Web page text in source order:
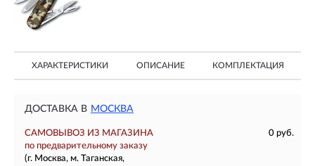
ХАРАКТЕРИСТИКИ ОПИСАНИЕ КОМПЛЕКТАЦИЯ
ДОСТАВКА В МОСКВА
САМОВЫВОЗ ИЗ МАГАЗИНА
0 руб.
по предварительному заказу
(г. Москва, м. Таганская,